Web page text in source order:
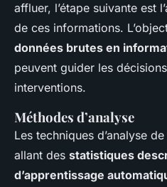
affluer, l’étape suivante est
de ces informations.
données brutes en
peuvent guider les
interventions.
Méthodes d’analyse
Les techniques d’analyse
allant des statistiques
d’apprentissage